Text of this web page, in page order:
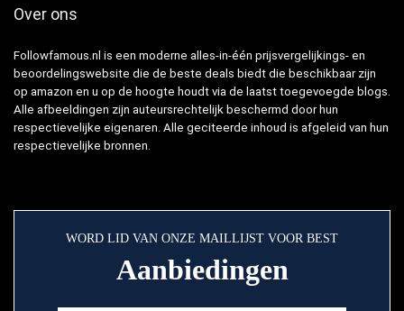
Over ons
Followfamous.nl is een moderne alles-in-één prijsvergelijkings- en
beoordelingswebsite die de beste deals biedt die beschikbaar zijn
op amazon en u op de hoogte houdt via de laatst toegevoegde blogs.
Alle afbeeldingen zijn auteursrechtelijk beschermd door hun
respectievelijke eigenaren. Alle geciteerde inhoud is afgeleid van hun
respectievelijke bronnen.
WORD LID VAN ONZE MAILLIJST VOOR BEST
Aanbiedingen